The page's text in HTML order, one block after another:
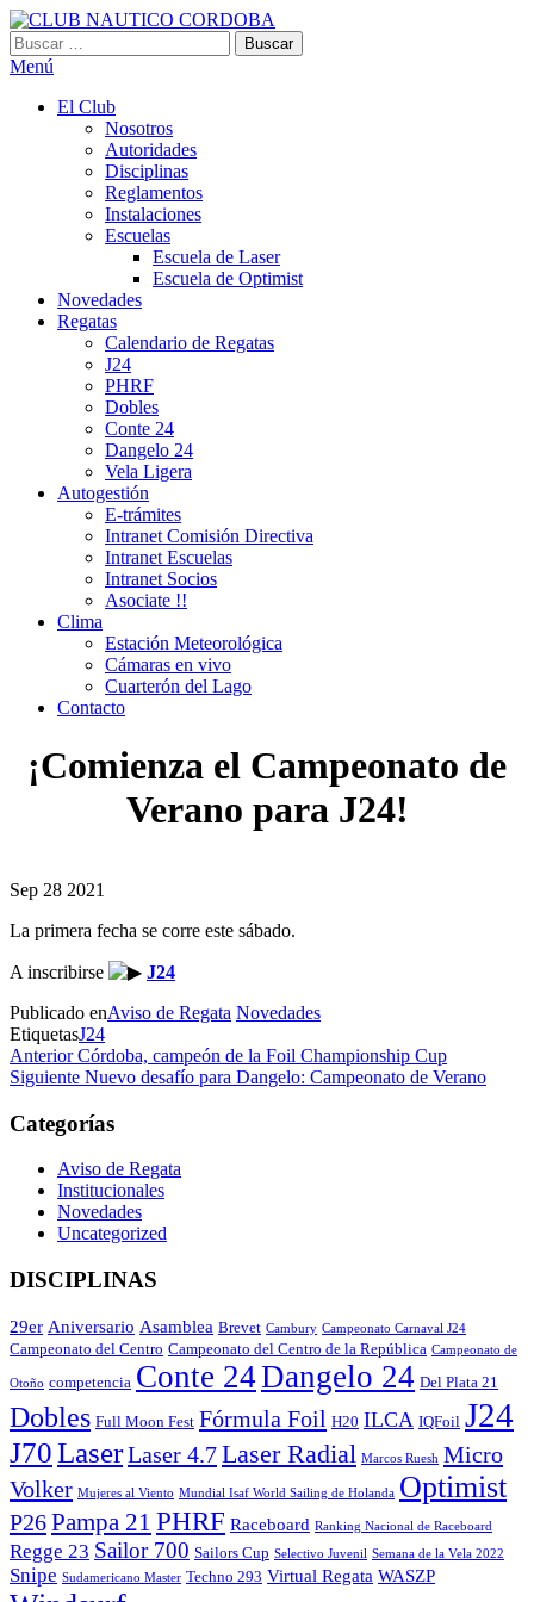
Saltar
al
contenido
CLUB NAUTICO CORDOBA
VILLA CARLOS PAZ
Buscar:
Menú
El Club
Nosotros
Autoridades
Disciplinas
Reglamentos
Instalaciones
Escuelas
Escuela de Laser
Escuela de Optimist​
Novedades
Regatas
Calendario de Regatas
J24
PHRF
Dobles
Conte 24
Dangelo 24
Vela Ligera
Autogestión
E-trámites
Intranet Comisión Directiva
Intranet Escuelas
Intranet Socios
Asociate !!
Clima
Estación Meteorológica
Cámaras en vivo
Cuarterón del Lago
Contacto
¡Comienza el Campeonato de
Verano para J24!
Sep 28 2021
La primera fecha se corre este sábado.
A inscribirse
J24
Publicado enAviso de Regata Novedades
EtiquetasJ24
Navegación
de
entradas
Entrada
anterior
Anterior Córdoba, campeón de la Foil Championship Cup
Entrada
Siguiente Nuevo desafío para Dangelo: Campeonato de Verano
Categorías
Aviso de Regata
Institucionales
Novedades
Uncategorized
DISCIPLINAS
29er Aniversario Asamblea Brevet Cambury Campeonato Carnaval J24
Campeonato del Centro Campeonato del Centro de la República Campeonato de
Otoño competencia Conte 24Dangelo 24 Del Plata 21
Dobles Full Moon Fest Fórmula Foil H20 ILCA IQFoil J24
J70LaserLaser 4.7Laser Radial Marcos Ruesh Micro
Volker Mujeres al Viento Mundial Isaf World Sailing de Holanda Optimist
P26Pampa 21 PHRF Raceboard Ranking Nacional de Raceboard
Regge 23 Sailor 700 Sailors Cup Selectivo Juvenil Semana de la Vela 2022
Snipe Sudamericano Master Techno 293 Virtual Regata WASZP